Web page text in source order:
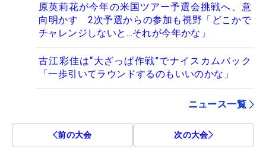
原英莉花が今年の米国ツアー予選会挑戦へ、意
向明かす 2次予選からの参加も視野「どこかで
チャレンジしないと…それが今年かな」
古江彩佳は“大ざっぱ作戦”でナイスカムバック
「一歩引いてラウンドするのもいいのかな」
ニュース一覧
前の大会 次の大会